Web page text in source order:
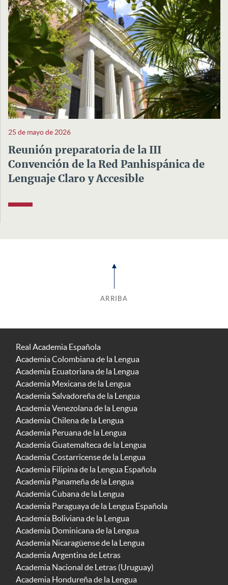
25 de mayo de 2026
Reunión preparatoria de la III
Convención de la Red Panhispánica de
Lenguaje Claro y Accesible
ARRIBA
Real Academia Española
Academia Colombiana de la Lengua
Academia Ecuatoriana de la Lengua
Academia Mexicana de la Lengua
Academia Salvadoreña de la Lengua
Academia Venezolana de la Lengua
Academia Chilena de la Lengua
Academia Peruana de la Lengua
Academia Guatemalteca de la Lengua
Academia Costarricense de la Lengua
Academia Filipina de la Lengua Española
Academia Panameña de la Lengua
Academia Cubana de la Lengua
Academia Paraguaya de la Lengua Española
Academia Boliviana de la Lengua
Academia Dominicana de la Lengua
Academia Nicaragüense de la Lengua
Academia Argentina de Letras
Academia Nacional de Letras (Uruguay)
Academia Hondureña de la Lengua